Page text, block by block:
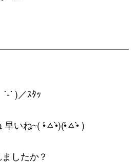
˙ )／ｽﾀｯ
いね~( •́ㅿ•̀)(•́ㅿ•̀ )
したか？